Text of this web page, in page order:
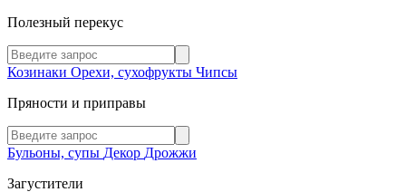
Полезный перекус
Козинаки Орехи, сухофрукты Чипсы
Пряности и приправы
Бульоны, супы Декор Дрожжи
Загустители